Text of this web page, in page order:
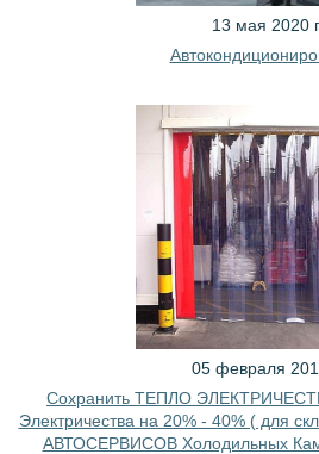
13 мая 2020 г.
05 февраля
Сохранить ТЕПЛО
Электричества на 20% - 40% ( для
АВТОСЕРВИСОВ Холодильных